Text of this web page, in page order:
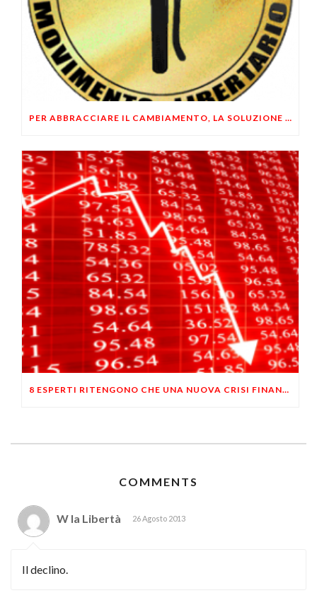
PER ABBRACCIARE IL CAMBIAMENTO, LA SOLUZIONE E’ INDIVIDUALE
8 ESPERTI RITENGONO CHE UNA NUOVA CRISI FINANZIARIA È IN ARRIVO
COMMENTS
W la Libertà 26 Agosto 2013
Il declino.